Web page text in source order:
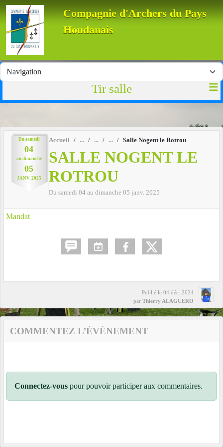
Compagnie d'Archers du Pays
Houdanais
Tir salle
Du samedi
04
au dimanche
05
JANV. 2025
Accueil Salle Nogent le Rotrou
SALLE NOGENT LE
ROTROU
Du samedi 04 au dimanche 05 janv. 2025
Mandat
Publié le 04 déc. 2024
par Thierry ALAGUERO
COMMENTEZ L’ÉVÈNEMENT
Connectez-vous pour pouvoir participer aux commentaires.
Panneau de gestion des cookies